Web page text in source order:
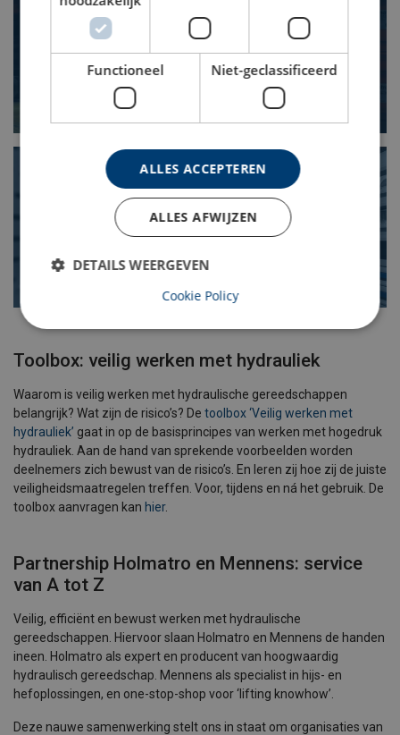
Opslag en vervoer van hydraulisch
materieel: schadeveroorzaker
nummer 1
Voorkom ongevallen met
hydrauliek: de Arbowet en EKH
Toolbox: veilig werken met hydrauliek
Waarom is veilig werken met hydraulische gereedschappen
belangrijk? Wat zijn de risico’s? De toolbox ‘Veilig werken met
hydrauliek’ gaat in op de basisprincipes van werken met hogedruk
hydrauliek. Aan de hand van sprekende voorbeelden worden
deelnemers zich bewust van de risico’s. En leren zij hoe zij de juiste
veiligheidsmaatregelen treffen. Voor, tijdens en ná het gebruik. De
toolbox aanvragen kan hier.
Partnership Holmatro en Mennens: service
van A tot Z
Veilig, efficiënt en bewust werken met hydraulische
gereedschappen. Hiervoor slaan Holmatro en Mennens de handen
ineen. Holmatro als expert en producent van hoogwaardig
hydraulisch gereedschap. Mennens als specialist in hijs- en
hefoplossingen, en one-stop-shop voor ‘lifting knowhow’.
Deze nauwe samenwerking stelt ons in staat om organisaties van
Functioneel Niet-geclassificeerd
ALLES ACCEPTEREN
ALLES AFWIJZEN
DETAILS WEERGEVEN
Cookie Policy